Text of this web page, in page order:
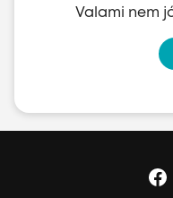
Valami nem